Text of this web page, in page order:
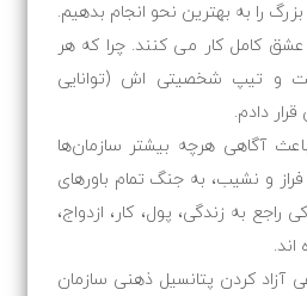
را به بهترین نحو انجام بدهیم.
کامل کار می کنند. چرا که هر
و تیپ شخصیتی اش (توانایی
دادم.
آگاهی هرچه بیشتر سازمان‌ها
و نشیب، به جنگ تمام باورهای
به زندگی، پول، کار، ازدواج،
آزاد کردن پتانسیل ذهنی سازمان